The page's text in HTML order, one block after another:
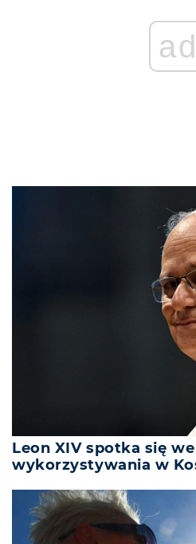
ad
Leon XIV spotka się
wykorzystywania w